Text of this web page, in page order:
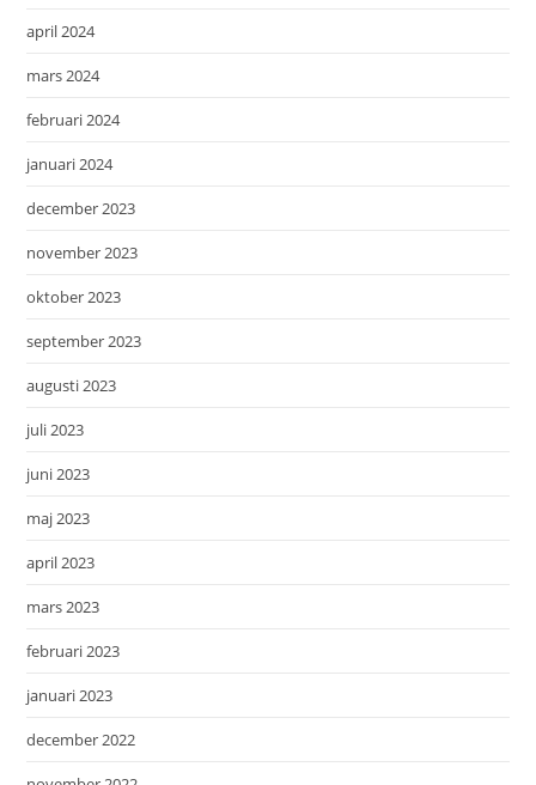
april 2024
mars 2024
februari 2024
januari 2024
december 2023
november 2023
oktober 2023
september 2023
augusti 2023
juli 2023
juni 2023
maj 2023
april 2023
mars 2023
februari 2023
januari 2023
december 2022